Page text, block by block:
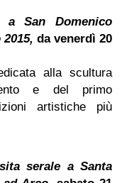
San Domenico
da venerdì 20
alla scultura
e del primo
artistiche più
serale a Santa